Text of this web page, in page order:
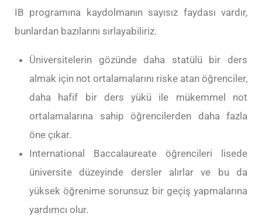
IB programına kaydolmanın sayısız faydası vardır,
bunlardan bazılarını sırlayabiliriz.
Üniversitelerin gözünde daha statülü bir ders
almak için not ortalamalarını riske atan öğrenciler,
daha hafif bir ders yükü ile mükemmel not
ortalamalarına sahip öğrencilerden daha fazla
öne çıkar.
International Baccalaureate öğrencileri lisede
üniversite düzeyinde dersler alırlar ve bu da
yüksek öğrenime sorunsuz bir geçiş yapmalarına
yardımcı olur.